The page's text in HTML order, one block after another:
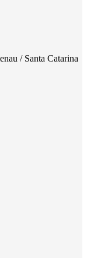
/ Santa Catarina